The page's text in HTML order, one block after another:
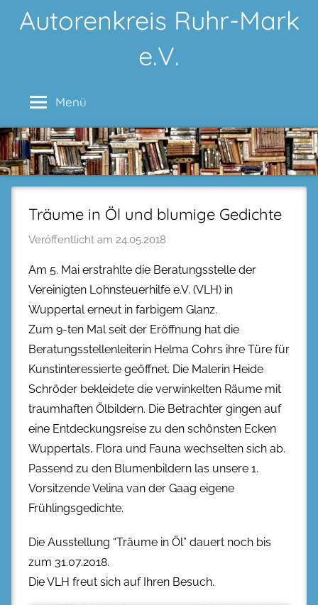
InhaltAutorenkreis Ruhr-Mark
e.V.
Menü
Träume in Öl und blumige Gedichte
Veröffentlicht am 24.05.2018
Am 5. Mai erstrahlte die Beratungsstelle der
Vereinigten Lohnsteuerhilfe e.V. (VLH) in
Wuppertal erneut in farbigem Glanz.
Zum 9-ten Mal seit der Eröffnung hat die
Beratungsstellenleiterin Helma Cohrs ihre Türe für
Kunstinteressierte geöffnet. Die Malerin Heide
Schröder bekleidete die verwinkelten Räume mit
traumhaften Ölbildern. Die Betrachter gingen auf
eine Entdeckungsreise zu den schönsten Ecken
Wuppertals, Flora und Fauna wechselten sich ab.
Passend zu den Blumenbildern las unsere 1.
Vorsitzende Velina van der Gaag eigene
Frühlingsgedichte.
Die Ausstellung “Träume in Öl” dauert noch bis
zum 31.07.2018.
Die VLH freut sich auf Ihren Besuch.